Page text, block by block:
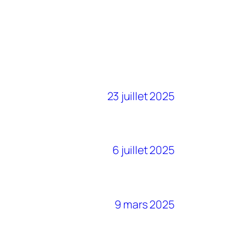
23 juillet 2025
6 juillet 2025
9 mars 2025